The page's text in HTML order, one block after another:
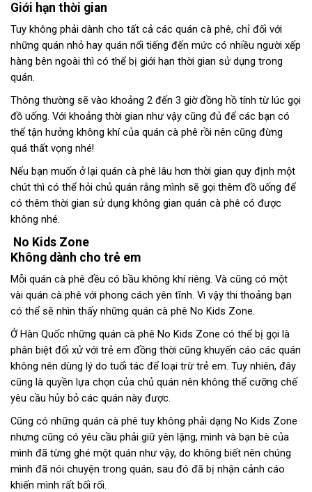
Giới hạn thời gian
Tuy không phải dành cho tất cả các quán cà phê, chỉ đối với
những quán nhỏ hay quán nổi tiếng đến mức có nhiều người xếp
hàng bên ngoài thì có thể bị giới hạn thời gian sử dụng trong
quán.
Thông thường sẽ vào khoảng 2 đến 3 giờ đồng hồ tính từ lúc gọi
đồ uống. Với khoảng thời gian như vậy cũng đủ để các bạn có
thể tận hưởng không khí của quán cà phê rồi nên cũng đừng
quá thất vọng nhé!
Nếu bạn muốn ở lại quán cà phê lâu hơn thời gian quy định một
chút thì có thể hỏi chủ quán rằng mình sẽ gọi thêm đồ uống để
có thêm thời gian sử dụng không gian quán cà phê có được
không nhé.
No Kids Zone
Không dành cho trẻ em
Mỗi quán cà phê đều có bầu không khí riêng. Và cũng có một
vài quán cà phê với phong cách yên tĩnh. Vì vậy thi thoảng bạn
có thể sẽ nhìn thấy những quán cà phê No Kids Zone.
Ở Hàn Quốc những quán cà phê No Kids Zone có thể bị gọi là
phân biệt đối xử với trẻ em đồng thời cũng khuyến cáo các quán
không nên dùng lý do tuổi tác để loại trừ trẻ em. Tuy nhiên, đây
cũng là quyền lựa chọn của chủ quán nên không thể cưỡng chế
yêu cầu hủy bỏ các quán này được.
Cũng có những quán cà phê tuy không phải dạng No Kids Zone
nhưng cũng có yêu cầu phải giữ yên lặng, mình và bạn bè của
mình đã từng ghé một quán như vậy, do không biết nên chúng
mình đã nói chuyện trong quán, sau đó đã bị nhận cảnh cáo
khiến mình rất bối rối.